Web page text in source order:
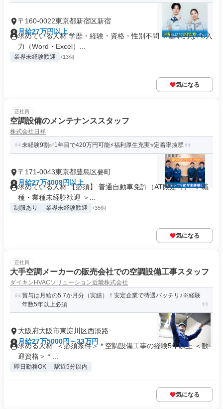
〒160-0022東京都新宿区新宿
月給27万円以上
求めている人材 学歴・経験・資格・性別不問 ※基本的なPC入
力（Word・Excel）...
業界未経験歓迎 +13個
気になる
正社員
空調設備のメンテナンススタッフ
株式会社日祥
未経験9割✅1年目で420万円可能⚡福利厚生充実⭐定着率抜群
〒171-0043東京都豊島区要町
月給27万4009円以上
求めている人材 【必須】 普通自動車免許（AT限定可） ＜ 職
種・業種未経験歓迎 ＞...
制服あり 業界未経験歓迎 +35個
気になる
正社員
大手空調メーカーの販売会社での空調設備工事スタッフ
ダイキンHVACソリューション近畿株式会社
賞与は月給の5.7か月分（実績）！安定企業で待遇バッチリ♪※経験
年数5年以上必須
大阪府大阪市東淀川区西淡路
月給27万5000円～33万円
求める人材: ＜必須条件＞ * 空調設備工事の経験5年以上 ＜歓
迎資格＞ * ...
即日勤務OK 駅近5分以内
気になる